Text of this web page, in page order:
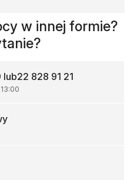
w innej formie?
lub22 828 91 21
13:00